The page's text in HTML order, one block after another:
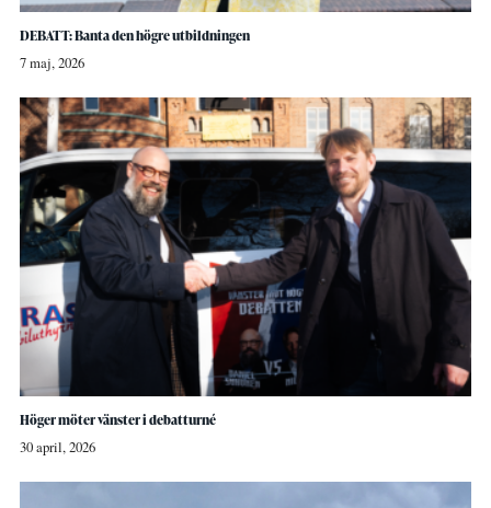
DEBATT: Banta den högre utbildningen
7 maj, 2026
Höger möter vänster i debatturné
30 april, 2026